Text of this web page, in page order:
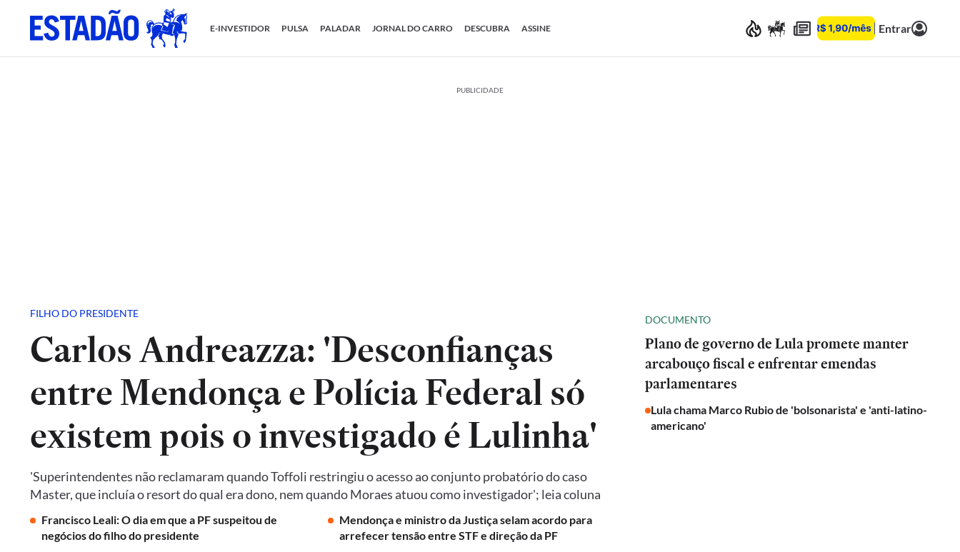
E-INVESTIDOR PULSA PALADAR JORNAL DO CARRO DESCUBRA ASSINE Entrar
PUBLICIDADE
FILHO DO PRESIDENTE
Carlos Andreazza: 'Desconfianças
entre Mendonça e Polícia Federal só
existem pois o investigado é Lulinha'
'Superintendentes não reclamaram quando Toffoli restringiu o acesso ao conjunto probatório do caso
Master, que incluía o resort do qual era dono, nem quando Moraes atuou como investigador'; leia coluna
Francisco Leali: O dia em que a PF suspeitou de
negócios do filho do presidente
Mendonça e ministro da Justiça selam acordo para
arrefecer tensão entre STF e direção da PF
DOCUMENTO
Plano de governo de Lula promete manter
arcabouço fiscal e enfrentar emendas
parlamentares
Lula chama Marco Rubio de 'bolsonarista' e 'anti-latino-
americano'